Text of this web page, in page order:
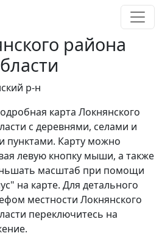
района
р-н
карта Локнянского
с деревнями, селами и
пунктами. Карту можно
левую кнопку мыши, а также
масштаб при помощи
на карте. Для детального
местности Локнянского
переключитесь на